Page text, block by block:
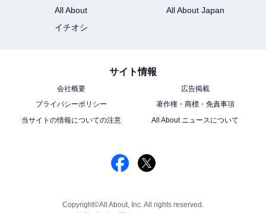
All About
All About Japan
イチオシ
サイト情報
会社概要
広告掲載
プライバシーポリシー
著作権・商標・免責事項
当サイトの情報についての注意
All About ニュースについて
Copyright©All About, Inc. All rights reserved.